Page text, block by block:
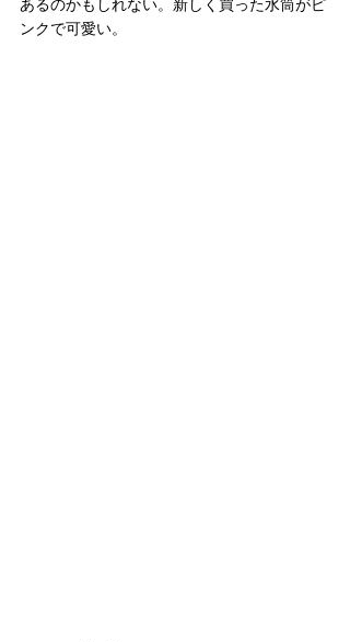
あるのかもしれない。新しく買った水筒がピ
ンクで可愛い。